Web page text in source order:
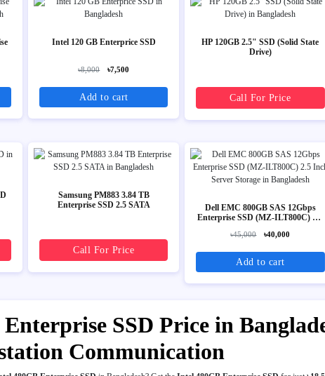
Intel 120 GB Enterprice SSD
৳8,000 ৳7,500
Add to cart
HP 120GB 2.5" SSD (Solid State
Drive)
Call For Price
Samsung PM883 3.84 TB
Enterprise SSD 2.5 SATA
Call For Price
Dell EMC 800GB SAS 12Gbps
Enterprise SSD (MZ-ILT800C) 2.5
৳45,000 ৳40,000
Add to cart
SSD Price in
Communication